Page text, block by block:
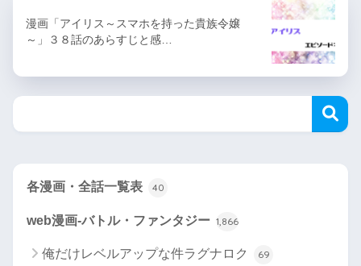
漫画「アイリス～スマホを持った貴族令嬢
～」３８話のあらすじと感…
各漫画・全話一覧表 40
web漫画-バトル・ファンタジー 1,866
俺だけレベルアップな件ラグナロク 69